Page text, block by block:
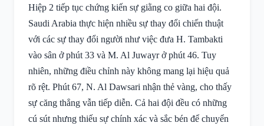
Hiệp 2 tiếp tục chứng kiến sự giằng co giữa hai đội.
Saudi Arabia thực hiện nhiều sự thay đổi chiến thuật
với các sự thay đổi người như việc đưa H. Tambakti
vào sân ở phút 33 và M. Al Juwayr ở phút 46. Tuy
nhiên, những điều chỉnh này không mang lại hiệu quả
rõ rệt. Phút 67, N. Al Dawsari nhận thẻ vàng, cho thấy
sự căng thẳng vẫn tiếp diễn. Cả hai đội đều có những
cú sút nhưng thiếu sự chính xác và sắc bén để chuyển